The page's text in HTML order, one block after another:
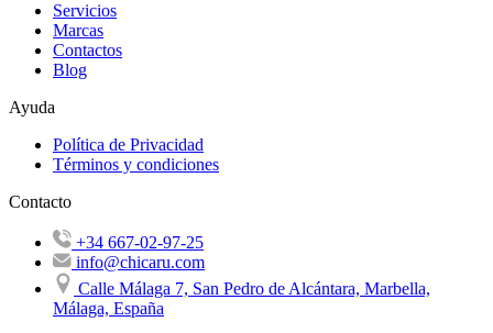
Servicios
Marcas
Contactos
Blog
Ayuda
Política de Privacidad
Términos y condiciones
Contacto
+34 667-02-97-25
info@chicaru.com
Calle Málaga 7, San Pedro de Alcántara, Marbella,
Málaga, España